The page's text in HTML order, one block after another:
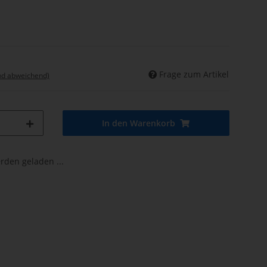
abweichend) Frage zum Artikel
In den Warenkorb
geladen ...